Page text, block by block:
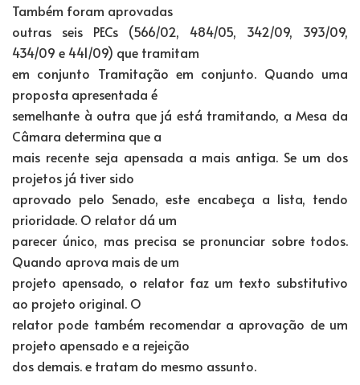
Também foram aprovadas
outras seis PECs (566/02, 484/05, 342/09, 393/09,
434/09 e 441/09) que tramitam
em conjunto Tramitação em conjunto. Quando uma
proposta apresentada é
semelhante à outra que já está tramitando, a Mesa da
Câmara determina que a
mais recente seja apensada a mais antiga. Se um dos
projetos já tiver sido
aprovado pelo Senado, este encabeça a lista, tendo
prioridade. O relator dá um
parecer único, mas precisa se pronunciar sobre todos.
Quando aprova mais de um
projeto apensado, o relator faz um texto substitutivo
ao projeto original. O
relator pode também recomendar a aprovação de um
projeto apensado e a rejeição
dos demais. e tratam do mesmo assunto.